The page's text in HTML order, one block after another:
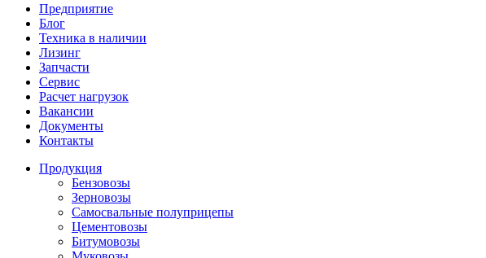
Предприятие
Блог
Техника в наличии
Лизинг
Запчасти
Сервис
Расчет нагрузок
Вакансии
Документы
Контакты
Продукция
Бензовозы
Зерновозы
Самосвальные полуприцепы
Цементовозы
Битумовозы